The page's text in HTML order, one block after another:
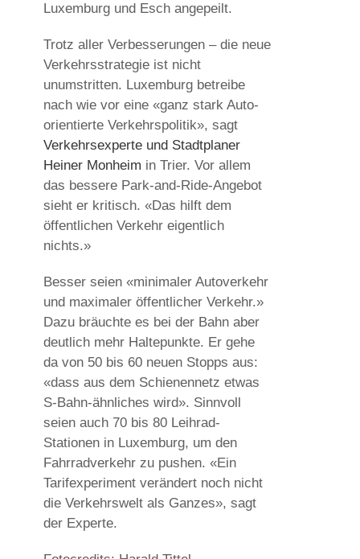
Luxemburg und Esch angepeilt.
Trotz aller Verbesserungen – die neue
Verkehrsstrategie ist nicht
unumstritten. Luxemburg betreibe
nach wie vor eine «ganz stark Auto-
orientierte Verkehrspolitik», sagt
Verkehrsexperte und Stadtplaner
Heiner Monheim in Trier. Vor allem
das bessere Park-and-Ride-Angebot
sieht er kritisch. «Das hilft dem
öffentlichen Verkehr eigentlich
nichts.»
Besser seien «minimaler Autoverkehr
und maximaler öffentlicher Verkehr.»
Dazu bräuchte es bei der Bahn aber
deutlich mehr Haltepunkte. Er gehe
da von 50 bis 60 neuen Stopps aus:
«dass aus dem Schienennetz etwas
S-Bahn-ähnliches wird». Sinnvoll
seien auch 70 bis 80 Leihrad-
Stationen in Luxemburg, um den
Fahrradverkehr zu pushen. «Ein
Tarifexperiment verändert noch nicht
die Verkehrswelt als Ganzes», sagt
der Experte.